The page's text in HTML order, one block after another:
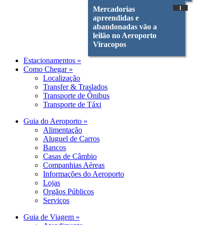
Mercadorias
apreendidas e
abandonadas vão a
leilão no Aeroporto
Viracopos
1
Estacionamentos »
Como Chegar »
Localização
Transfer & Traslados
Transporte de Ônibus
Transporte de Táxi
Guia do Aeroporto »
Alimentação
Aluguel de Carros
Bancos
Casas de Câmbio
Companhias Aéreas
Informações do Aeroporto
Lojas
Orgãos Públicos
Serviços
Guia de Viagem »